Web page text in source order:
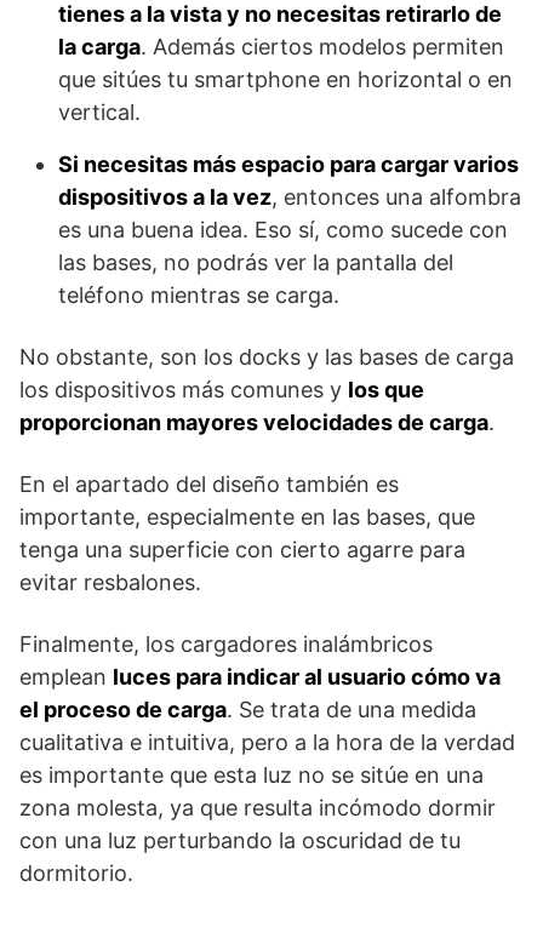
tienes a la vista y no necesitas retirarlo de
la carga. Además ciertos modelos permiten
que sitúes tu smartphone en horizontal o en
vertical.
Si necesitas más espacio para cargar varios
dispositivos a la vez, entonces una alfombra
es una buena idea. Eso sí, como sucede con
las bases, no podrás ver la pantalla del
teléfono mientras se carga.
No obstante, son los docks y las bases de carga
los dispositivos más comunes y los que
proporcionan mayores velocidades de carga.
En el apartado del diseño también es
importante, especialmente en las bases, que
tenga una superficie con cierto agarre para
evitar resbalones.
Finalmente, los cargadores inalámbricos
emplean luces para indicar al usuario cómo va
el proceso de carga. Se trata de una medida
cualitativa e intuitiva, pero a la hora de la verdad
es importante que esta luz no se sitúe en una
zona molesta, ya que resulta incómodo dormir
con una luz perturbando la oscuridad de tu
dormitorio.